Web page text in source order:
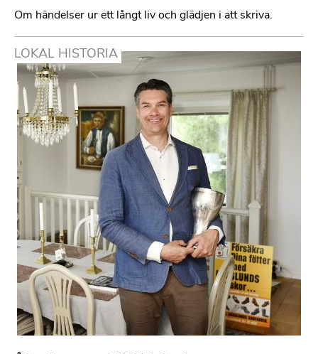
Om händelser ur ett långt liv och glädjen i att skriva.
LOKAL HISTORIA